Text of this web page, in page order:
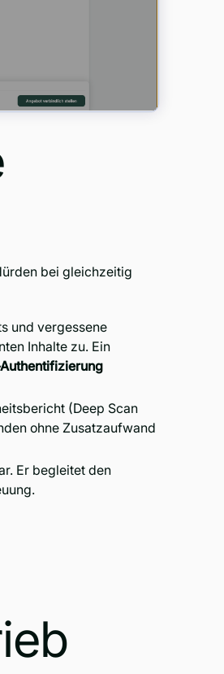
bei gleichzeitig
und vergessene
Inhalte zu. Ein
(Deep Scan
ohne Zusatzaufwand
Er begleitet den